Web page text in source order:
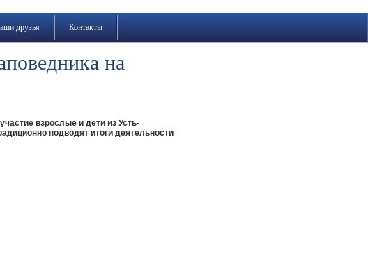
друзья Контакты
на
взрослые и дети из Усть-
подводят итоги деятельности